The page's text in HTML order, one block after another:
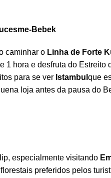
Bebek
caminhar o Linha de Forte
1 hora e desfruta do
para se ver Istambul que
loja antes da pausa do
especialmente visitando
preferidos pelos